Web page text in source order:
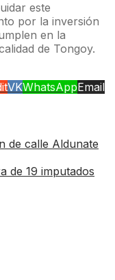
este
por la inversión
en la
de Tongoy.
VKWhatsAppEmail
de calle Aldunate
de 19 imputados